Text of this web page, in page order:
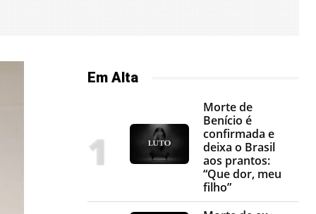
Em Alta
Morte de
Benício é
confirmada e
deixa o Brasil
aos prantos:
“Que dor, meu
filho”